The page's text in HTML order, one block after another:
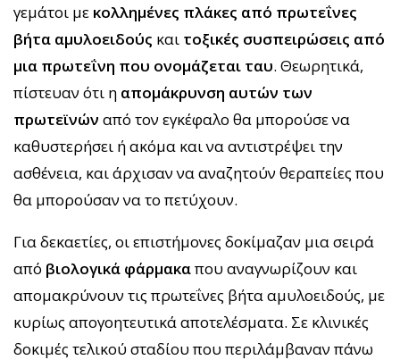
γεμάτοι με κολλημένες πλάκες από πρωτεΐνες
βήτα αμυλοειδούς και τοξικές συσπειρώσεις από
μια πρωτεΐνη που ονομάζεται ταυ. Θεωρητικά,
πίστευαν ότι η απομάκρυνση αυτών των
πρωτεϊνών από τον εγκέφαλο θα μπορούσε να
καθυστερήσει ή ακόμα και να αντιστρέψει την
ασθένεια, και άρχισαν να αναζητούν θεραπείες που
θα μπορούσαν να το πετύχουν.
Για δεκαετίες, οι επιστήμονες δοκίμαζαν μια σειρά
από βιολογικά φάρμακαπου αναγνωρίζουν και
απομακρύνουν τις πρωτεΐνες βήτα αμυλοειδούς, με
κυρίως απογοητευτικά αποτελέσματα. Σε κλινικές
δοκιμές τελικού σταδίου που περιλάμβαναν πάνω